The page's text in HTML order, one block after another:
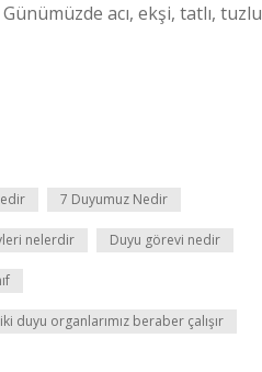
acı, ekşi, tatlı, tuzlu
7 Duyumuz Nedir
nelerdir Duyu görevi nedir
duyu organlarımız beraber çalışır